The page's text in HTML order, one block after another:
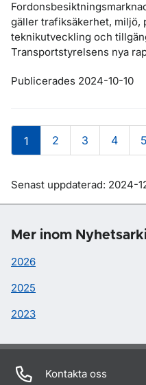
gäller trafiksäkerhet, miljö,
teknikutveckling och
Transportstyrelsens nya
Publicerades 2024-10-10
1 2 3 4 5
Om sidan
Senast uppdaterad: 2024-
Mer inom
2026
2025
2023
Kontakta oss